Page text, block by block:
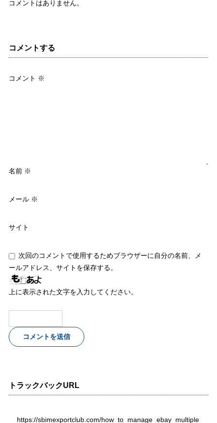
コメントはありません。
コメントする
コメント ※
名前 ※
メール ※
サイト
次回のコメントで使用するためブラウザーに自分の名前、メ
ールアドレス、サイトを保存する。
上に表示された文字を入力してください。
トラックバックURL
https://sbimexportclub.com/how_to_manage_ebay_multiple